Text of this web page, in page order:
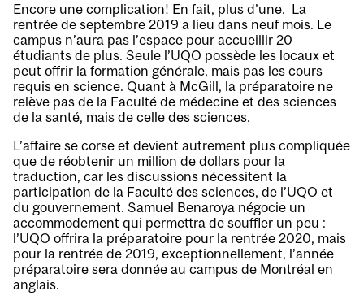
Encore une complication! En fait, plus d’une. La
rentrée de septembre 2019 a lieu dans neuf mois. Le
campus n’aura pas l’espace pour accueillir 20
étudiants de plus. Seule l’UQO possède les locaux et
peut offrir la formation générale, mais pas les cours
requis en science. Quant à McGill, la préparatoire ne
relève pas de la Faculté de médecine et des sciences
de la santé, mais de celle des sciences.
L’affaire se corse et devient autrement plus compliquée
que de réobtenir un million de dollars pour la
traduction, car les discussions nécessitent la
participation de la Faculté des sciences, de l’UQO et
du gouvernement. Samuel Benaroya négocie un
accommodement qui permettra de souffler un peu :
l’UQO offrira la préparatoire pour la rentrée 2020, mais
pour la rentrée de 2019, exceptionnellement, l’année
préparatoire sera donnée au campus de Montréal en
anglais.